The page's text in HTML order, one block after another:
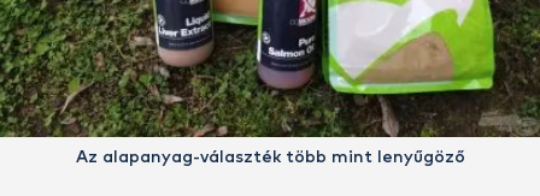
Az alapanyag-választék több mint lenyűgöző